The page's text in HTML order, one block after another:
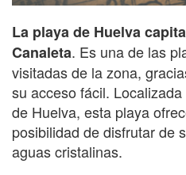
La playa de Huelva
Canaleta. Es una de las
visitadas de la zona,
su acceso fácil.
de Huelva, esta playa
posibilidad de disfrutar de
aguas cristalinas.